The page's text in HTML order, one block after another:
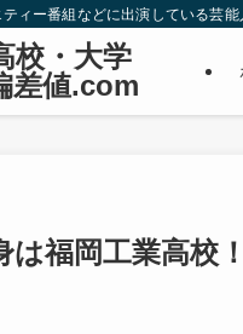
ィー番組などに出演している芸
校・大学
差値.com
は福岡工業高校